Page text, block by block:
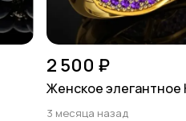
2 500 ₽
Женское элегантное
3 месяца назад